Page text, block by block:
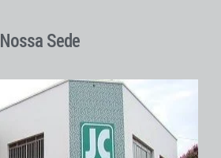
Nossa Sede